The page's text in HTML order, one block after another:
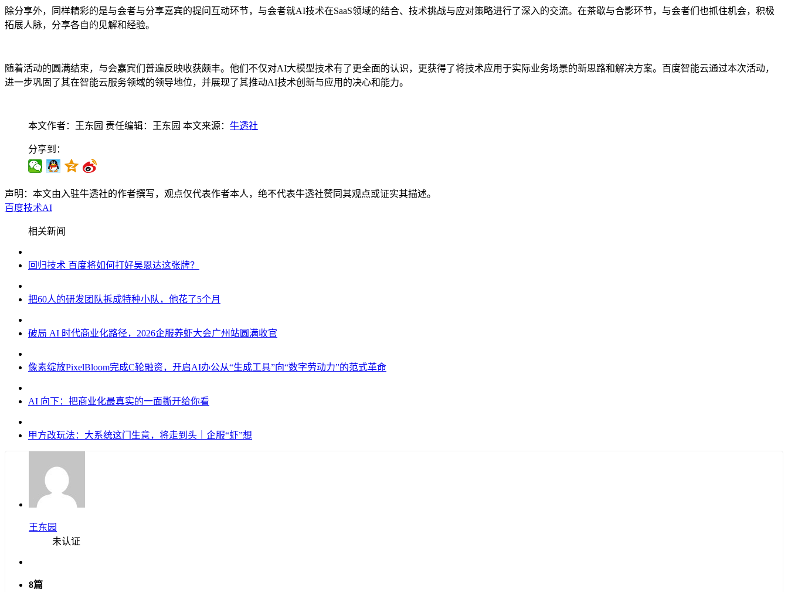
除分享外，同样精彩的是与会者与分享嘉宾的提问互动环节，与会者就AI技术在SaaS领域的结合、技术挑战与应对策略进行了深入的交流。在茶歇与合影环节，与会者们也抓住机会，积极
拓展人脉，分享各自的见解和经验。
随着活动的圆满结束，与会嘉宾们普遍反映收获颇丰。他们不仅对AI大模型技术有了更全面的认识，更获得了将技术应用于实际业务场景的新思路和解决方案。百度智能云通过本次活动，
进一步巩固了其在智能云服务领域的领导地位，并展现了其推动AI技术创新与应用的决心和能力。
本文作者：王东园 责任编辑：王东园 本文来源： 牛透社
分享到：
声明：本文由入驻牛透社的作者撰写，观点仅代表作者本人，绝不代表牛透社赞同其观点或证实其描述。
百度技术AI
相关新闻
回归技术 百度将如何打好吴恩达这张牌？
把60人的研发团队拆成特种小队，他花了5个月
破局 AI 时代商业化路径，2026企服养虾大会广州站圆满收官
像素绽放PixelBloom完成C轮融资，开启AI办公从“生成工具”向“数字劳动力”的范式革命
AI 向下：把商业化最真实的一面撕开给你看
甲方改玩法：大系统这门生意，将走到头｜企服“虾”想
王东园
未认证
8篇